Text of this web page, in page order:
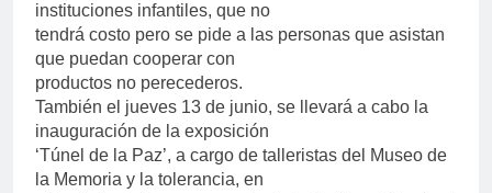
instituciones infantiles, que no
tendrá costo pero se pide a las personas que asistan
que puedan cooperar con
productos no perecederos.
También el jueves 13 de junio, se llevará a cabo la
inauguración de la exposición
‘Túnel de la Paz’, a cargo de talleristas del Museo de
la Memoria y la tolerancia, en